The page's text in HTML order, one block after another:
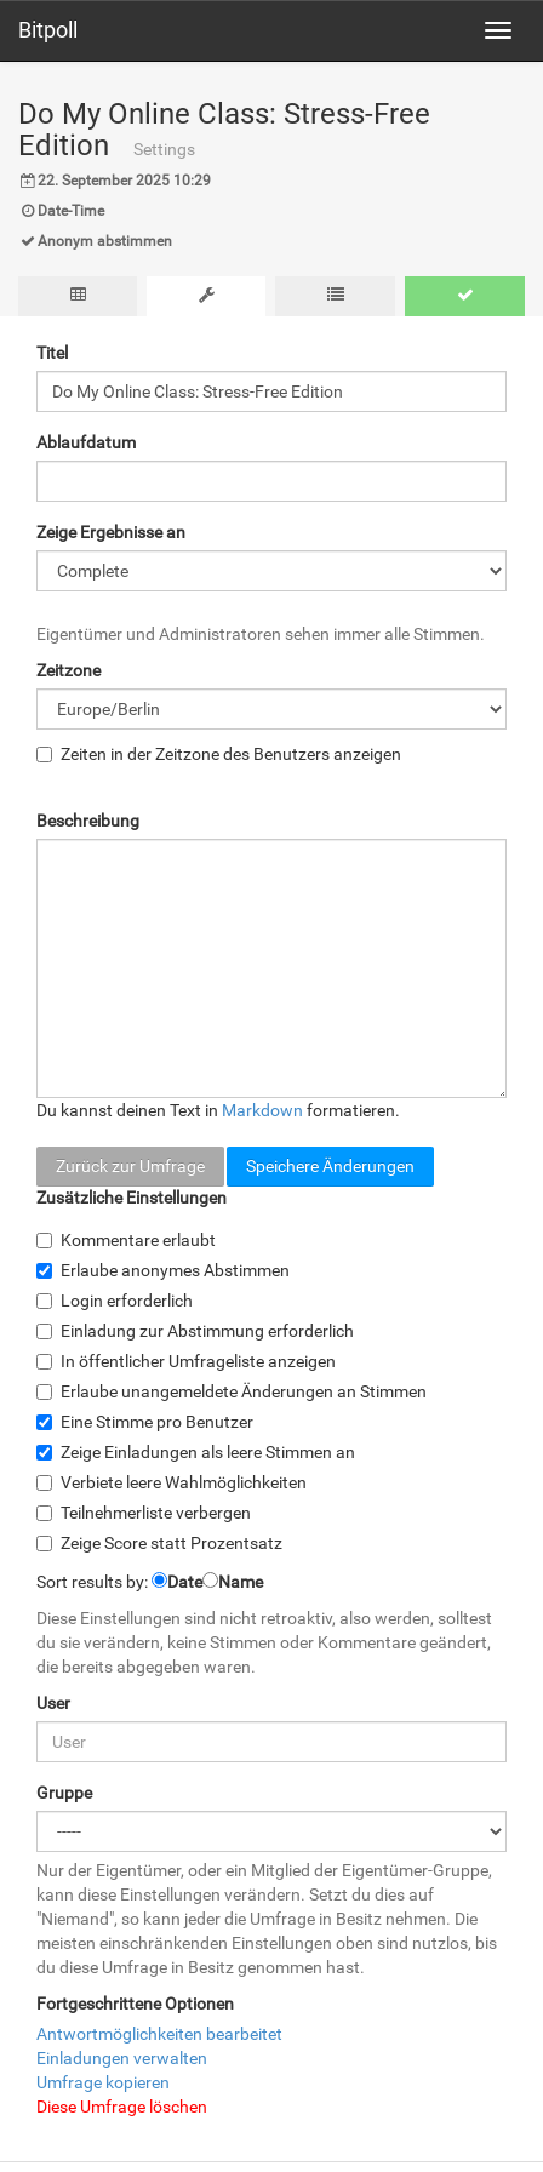
Bitpoll
Do My Online Class: Stress-Free
Edition
Settings
22. September 2025 10:29
Date-Time
Anonym abstimmen
Titel
Ablaufdatum
Zeige Ergebnisse an
Eigentümer und Administratoren sehen immer alle Stimmen.
Zeitzone
Zeiten in der Zeitzone des Benutzers anzeigen
Beschreibung
Du kannst deinen Text in Markdown formatieren.
Zurück zur Umfrage
Zusätzliche Einstellungen
Kommentare erlaubt
Erlaube anonymes Abstimmen
Login erforderlich
Einladung zur Abstimmung erforderlich
In öffentlicher Umfrageliste anzeigen
Erlaube unangemeldete Änderungen an Stimmen
Eine Stimme pro Benutzer
Zeige Einladungen als leere Stimmen an
Verbiete leere Wahlmöglichkeiten
Teilnehmerliste verbergen
Zeige Score statt Prozentsatz
Sort results by:
Date
Name
Diese Einstellungen sind nicht retroaktiv, also werden, solltest
du sie verändern, keine Stimmen oder Kommentare geändert,
die bereits abgegeben waren.
User
Gruppe
Nur der Eigentümer, oder ein Mitglied der Eigentümer-Gruppe,
kann diese Einstellungen verändern. Setzt du dies auf
"Niemand", so kann jeder die Umfrage in Besitz nehmen. Die
meisten einschränkenden Einstellungen oben sind nutzlos, bis
du diese Umfrage in Besitz genommen hast.
Fortgeschrittene Optionen
Antwortmöglichkeiten bearbeitet
Einladungen verwalten
Umfrage kopieren
Diese Umfrage löschen